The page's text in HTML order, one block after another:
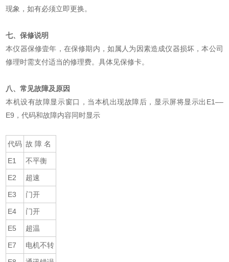
现象，如有必须立即更换。
七、保修说明
本仪器保修壹年，在保修期内，如属人为因素造成仪器损坏，本公司
修理时需支付适当的修理费。具体见保修卡。
八、常见故障及原因
本机设有故障显示窗口，当本机出现故障后，显示屏将显示出E1––
E9，代码和故障内容同时显示
代码 故 障 名
E1 不平衡
E2 超速
E3 门开
E4 门开
E5 超温
E7 电机不转